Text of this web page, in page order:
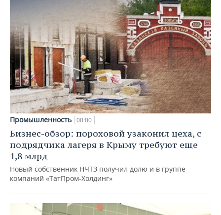
Промышленность 00:00
Бизнес-обзор: пороховой узаконил цеха, с
подрядчика лагеря в Крыму требуют еще
1,8 млрд
Новый собственник НЧТЗ получил долю и в группе
компаний «ТатПром-Холдинг»